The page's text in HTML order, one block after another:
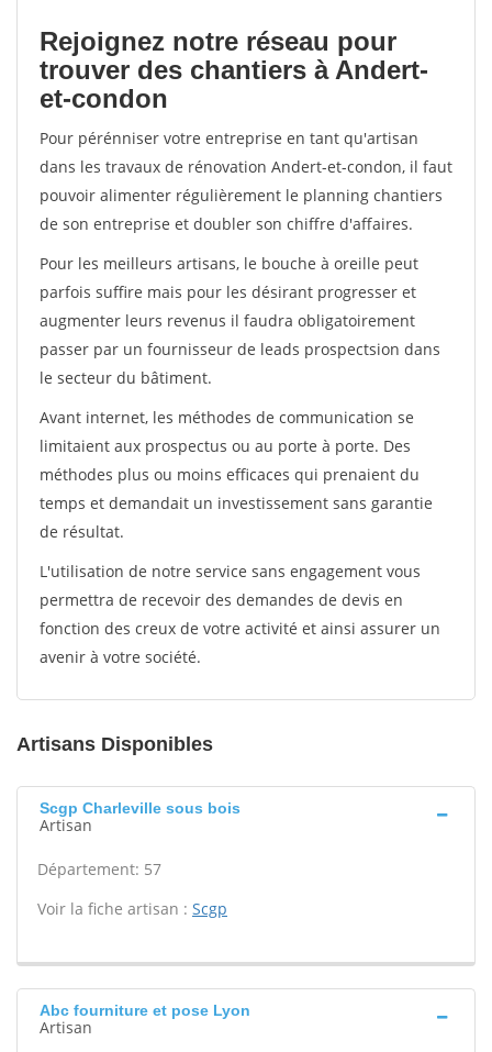
Rejoignez notre réseau pour
trouver des chantiers à Andert-
et-condon
Pour pérénniser votre entreprise en tant qu'artisan
dans les travaux de rénovation Andert-et-condon, il faut
pouvoir alimenter régulièrement le planning chantiers
de son entreprise et doubler son chiffre d'affaires.
Pour les meilleurs artisans, le bouche à oreille peut
parfois suffire mais pour les désirant progresser et
augmenter leurs revenus il faudra obligatoirement
passer par un fournisseur de leads prospectsion dans
le secteur du bâtiment.
Avant internet, les méthodes de communication se
limitaient aux prospectus ou au porte à porte. Des
méthodes plus ou moins efficaces qui prenaient du
temps et demandait un investissement sans garantie
de résultat.
L'utilisation de notre service sans engagement vous
permettra de recevoir des demandes de devis en
fonction des creux de votre activité et ainsi assurer un
avenir à votre société.
Artisans Disponibles
Scgp Charleville sous bois
Artisan
Département: 57
Voir la fiche artisan : Scgp
Abc fourniture et pose Lyon
Artisan